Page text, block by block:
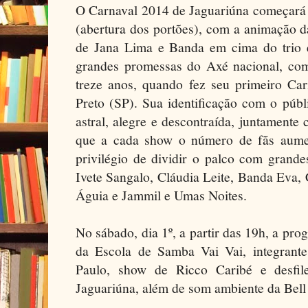
O Carnaval 2014 de Jaguariúna
(abertura dos portões), com a animação
de Jana Lima e Banda em cima do trio
grandes promessas do Axé nacional,
treze anos, quando fez seu primeiro
Preto (SP). Sua identificação com o
astral, alegre e descontraída,
que a cada show o número de fãs
privilégio de dividir o palco com
Ivete Sangalo, Cláudia Leite, Banda
Águia e Jammil e Umas Noites.
No sábado, dia 1º, a partir das 19h, a
da Escola de Samba Vai Vai,
Paulo, show de Ricco Caribé e
Jaguariúna, além de som ambiente da